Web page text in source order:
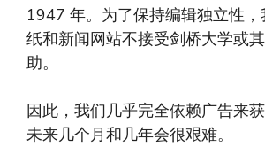
1947 年。为了保持编辑独立性
纸和新闻网站不接受剑桥大学或
助。
因此，我们几乎完全依赖广告来
未来几个月和几年会很艰难。